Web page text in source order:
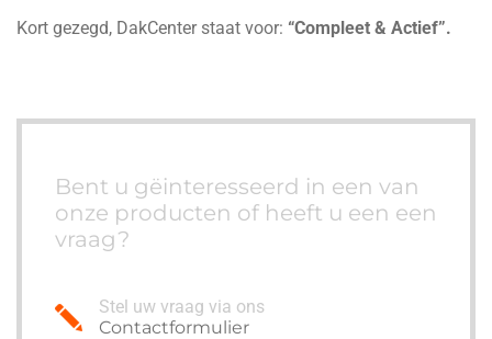
Kort gezegd, DakCenter staat voor: “Compleet & Actief”.
Bent u gëinteresseerd in een van
onze producten of heeft u een een
vraag?
Stel uw vraag via ons
Contactformulier